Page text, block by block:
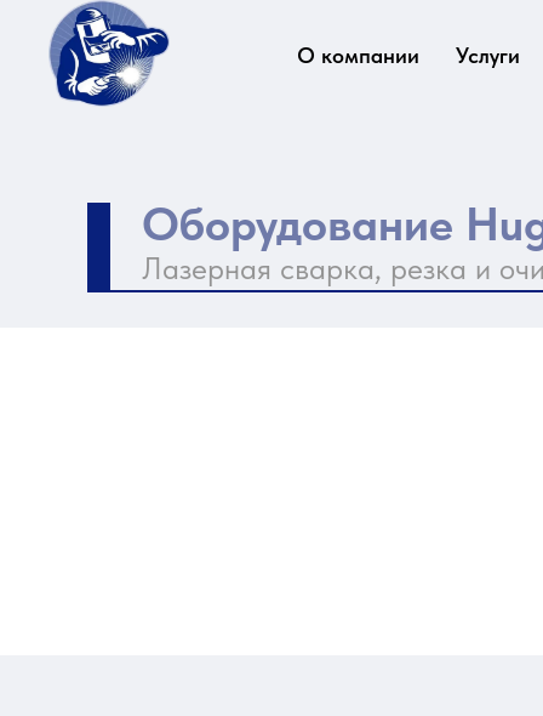
О компании Услуги
Оборудование
Лазерная сварка, резка и